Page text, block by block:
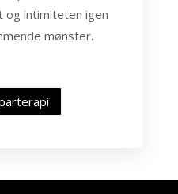
intimiteten igen
mønster.